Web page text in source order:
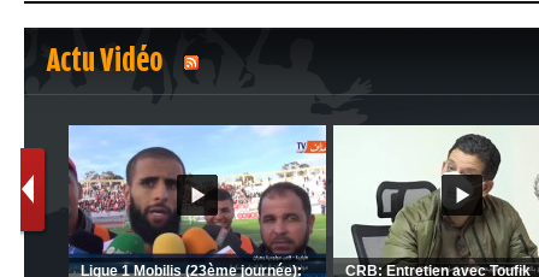
Actu Vidéo
1 2
MCA: Kaci-Saïd évoque le large
succès du Mouloudia face au FC
JSK: Brahim Zafour évoque la